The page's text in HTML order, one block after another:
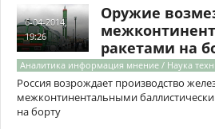
6-04-2014,
19:26
Оружие
ракетами на
Аналитика информация мнение / Наука
Россия возрождает производство
межконтинентальными
на борту